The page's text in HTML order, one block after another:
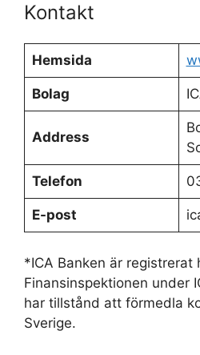
Kontakt
Hemsida
Bolag
Address
Telefon
E-post
*ICA Banken är registrerat
Finansinspektionen under
har tillstånd att förmedla
Sverige.